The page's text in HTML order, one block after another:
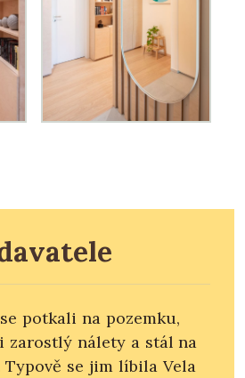
potkali na pozemku,
zarostlý nálety a stál na
Typově se jim líbila Vela